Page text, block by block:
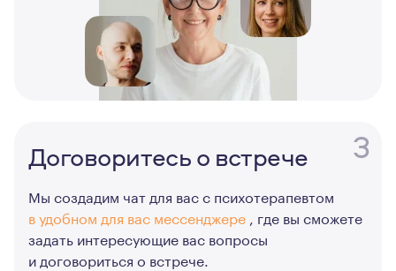
3
Договоритесь о встрече
Мы создадим чат для вас с психотерапевтом
в удобном для вас мессенджере , где вы сможете
задать интересующие вас вопросы
и договориться о встрече.